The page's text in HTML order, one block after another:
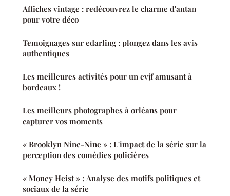
Affiches vintage : redécouvrez le charme d'antan
pour votre déco
Temoignages sur edarling : plongez dans les avis
authentiques
Les meilleures activités pour un evjf amusant à
bordeaux !
Les meilleurs photographes à orléans pour
capturer vos moments
« Brooklyn Nine-Nine » : L'impact de la série sur la
perception des comédies policières
« Money Heist » : Analyse des motifs politiques et
sociaux de la série